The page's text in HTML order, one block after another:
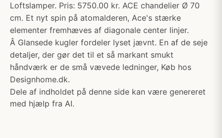
Loftslamper. Pris: 5750.00 kr. ACE chandelier Ø 70
cm. Et nyt spin på atomalderen, Ace's stærke
elementer fremhæves af diagonale center linjer.
Â Glansede kugler fordeler lyset jævnt. En af de seje
detaljer, der gør det til et så markant smukt
håndværk er de små vævede ledninger, Køb hos
Designhome.dk.
Dele af indholdet på denne side kan være genereret
med hjælp fra AI.